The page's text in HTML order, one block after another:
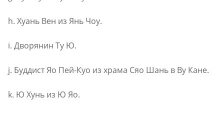
h. Хуань Вен из Янь Чоу.
i. Дворянин Ту Ю.
j. Буддист Яо Пей-Куо из храма Сяо Шань в Ву Кане.
k. Ю Хунь из Ю Яо.